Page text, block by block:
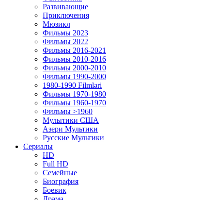
Развивающие
Приключения
Мюзикл
Фильмы 2023
Фильмы 2022
Фильмы 2016-2021
Фильмы 2010-2016
Фильмы 2000-2010
Фильмы 1990-2000
1980-1990 Filmləri
Фильмы 1970-1980
Фильмы 1960-1970
Фильмы >1960
Мулытики США
Азери Мультики
Русские Мультики
Сериалы
HD
Full HD
Семейные
Биография
Боевик